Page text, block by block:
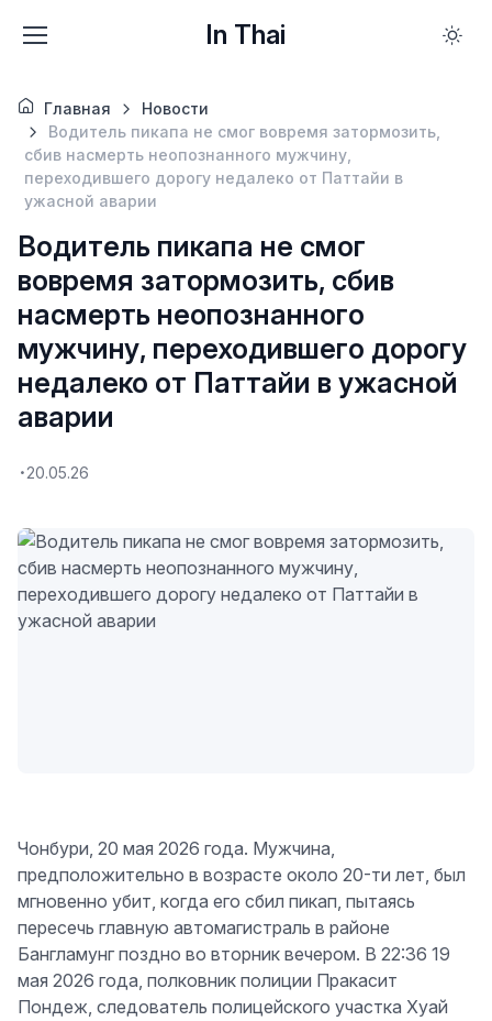
In Thai
Главная
Новости
Водитель пикапа не смог вовремя затормозить,
сбив насмерть неопознанного мужчину,
переходившего дорогу недалеко от Паттайи в
ужасной аварии
Водитель пикапа не смог
вовремя затормозить, сбив
насмерть неопознанного
мужчину, переходившего дорогу
недалеко от Паттайи в ужасной
аварии
20.05.26
Чонбури, 20 мая 2026 года. Мужчина,
предположительно в возрасте около 20-ти лет, был
мгновенно убит, когда его сбил пикап, пытаясь
пересечь главную автомагистраль в районе
Бангламунг поздно во вторник вечером. В 22:36 19
мая 2026 года, полковник полиции Пракасит
Пондеж, следователь полицейского участка Хуай